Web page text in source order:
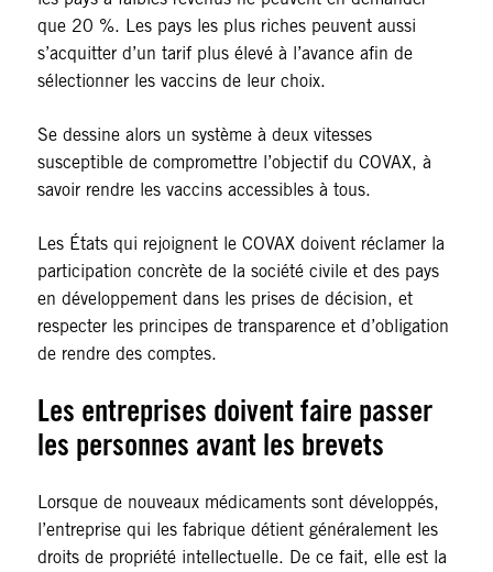
que 20 %. Les pays les plus riches peuvent aussi
s’acquitter d’un tarif plus élevé à l’avance afin de
sélectionner les vaccins de leur choix.
Se dessine alors un système à deux vitesses
susceptible de compromettre l’objectif du COVAX, à
savoir rendre les vaccins accessibles à tous.
Les États qui rejoignent le COVAX doivent réclamer la
participation concrète de la société civile et des pays
en développement dans les prises de décision, et
respecter les principes de transparence et d’obligation
de rendre des comptes.
Les entreprises doivent faire passer
les personnes avant les brevets
Lorsque de nouveaux médicaments sont développés,
l’entreprise qui les fabrique détient généralement les
droits de propriété intellectuelle. De ce fait, elle est la